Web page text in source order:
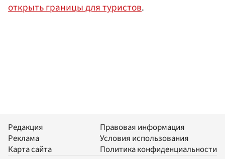
открыть границы для туристов.
Редакция
Реклама
Карта сайта
Правовая информация
Условия использования
Политика конфиденциальности